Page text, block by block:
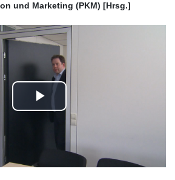
und Marketing (PKM) [Hrsg.]
Play
Video